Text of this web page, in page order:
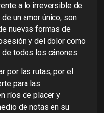
a lo irreversible de
un amor único, son
nuevas formas de
y del dolor como
todos los cánones.
por las rutas, por el
para las
ríos de placer y
de notas en su